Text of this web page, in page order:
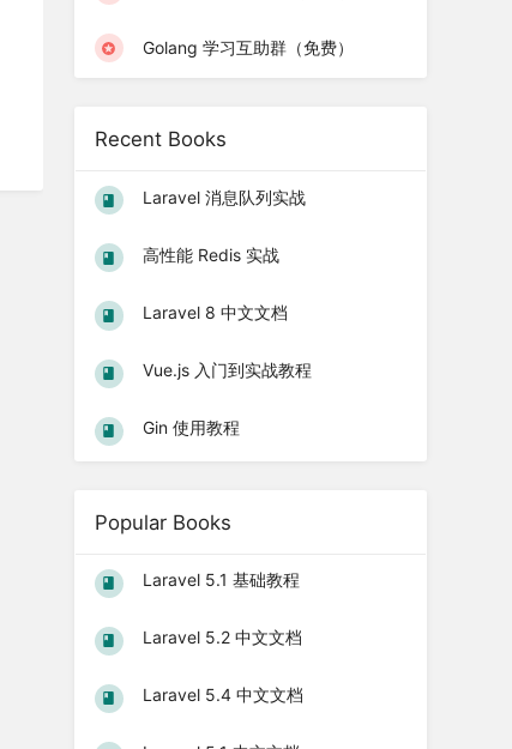
Golang 学习互助群（免费）
Recent Books
Laravel 消息队列实战
高性能 Redis 实战
Laravel 8 中文文档
Vue.js 入门到实战教程
Gin 使用教程
Popular Books
Laravel 5.1 基础教程
Laravel 5.2 中文文档
Laravel 5.4 中文文档